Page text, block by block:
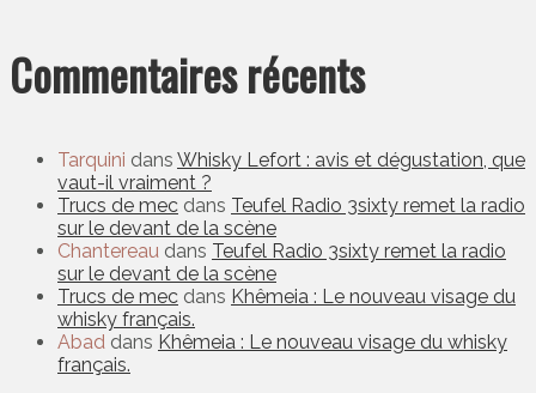
Commentaires récents
Tarquini dans Whisky Lefort : avis et dégustation, que
vaut-il vraiment ?
Trucs de mec dans Teufel Radio 3sixty remet la radio
sur le devant de la scène
Chantereau dans Teufel Radio 3sixty remet la radio
sur le devant de la scène
Trucs de mec dans Khêmeia : Le nouveau visage du
whisky français.
Abad dans Khêmeia : Le nouveau visage du whisky
français.